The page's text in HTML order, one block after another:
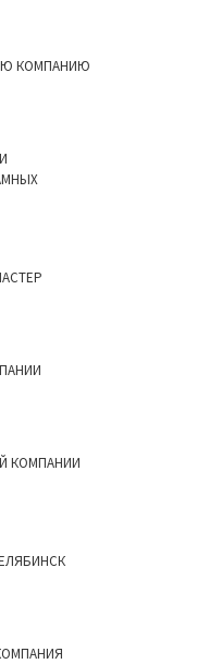
КОМПАНИЮ
КОМПАНИИ